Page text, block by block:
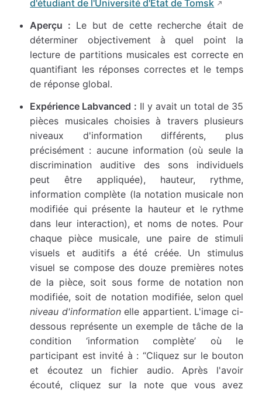
d'étudiant de l'Université d'État de Tomsk
Aperçu : Le but de cette recherche était de
déterminer objectivement à quel point la
lecture de partitions musicales est correcte en
quantifiant les réponses correctes et le temps
de réponse global.
Expérience Labvanced : Il y avait un total de 35
pièces musicales choisies à travers plusieurs
niveaux d'information différents, plus
précisément : aucune information (où seule la
discrimination auditive des sons individuels
peut être appliquée), hauteur, rythme,
information complète (la notation musicale non
modifiée qui présente la hauteur et le rythme
dans leur interaction), et noms de notes. Pour
chaque pièce musicale, une paire de stimuli
visuels et auditifs a été créée. Un stimulus
visuel se compose des douze premières notes
de la pièce, soit sous forme de notation non
modifiée, soit de notation modifiée, selon quel
niveau d'informationelle appartient. L'image ci-
dessous représente un exemple de tâche de la
condition ‘information complète’ où le
participant est invité à : “Cliquez sur le bouton
et écoutez un fichier audio. Après l'avoir
écouté, cliquez sur la note que vous avez